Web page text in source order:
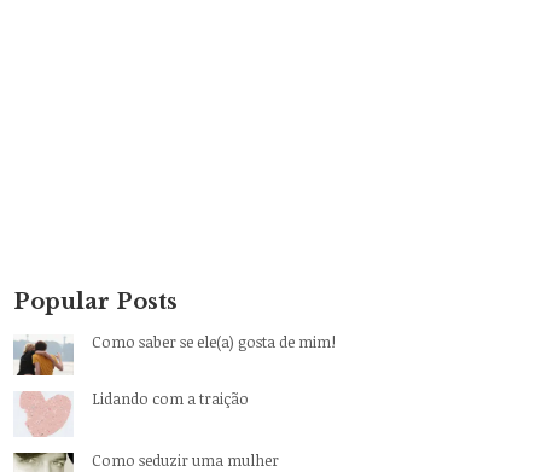
Popular Posts
Como saber se ele(a) gosta de mim!
Lidando com a traição
Como seduzir uma mulher